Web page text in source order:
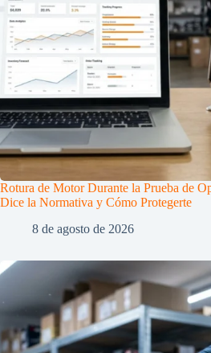
Rotura de Motor Durante la Prueba de
Dice la Normativa y Cómo Protegerte
8 de agosto de 2026